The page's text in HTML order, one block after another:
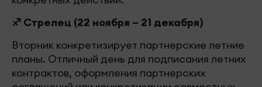
♐ Стрелец (22 ноября – 21 декабря)
Вторник конкретизирует партнерские летние
планы. Отличный день для подписания летних
контрактов, оформления партнерских